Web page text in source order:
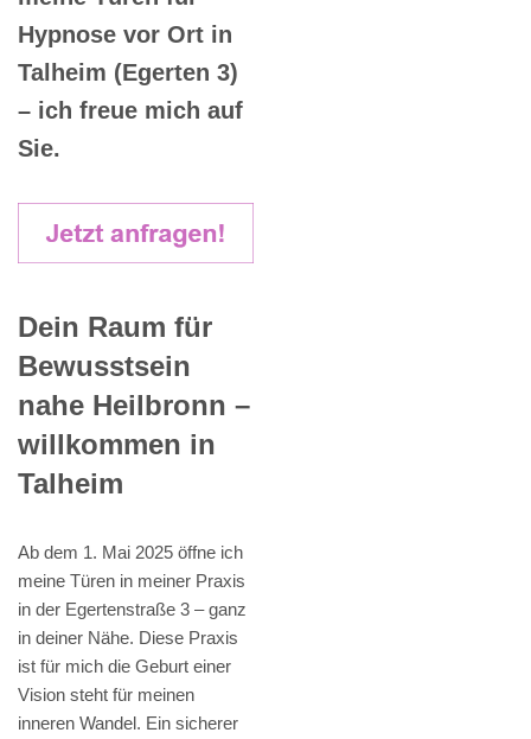
Hypnose vor Ort in
Talheim (Egerten 3)
– ich freue mich auf
Sie.
Dein Raum für
Bewusstsein
nahe Heilbronn –
willkommen in
Talheim
Ab dem 1. Mai 2025 öffne ich
meine Türen in meiner Praxis
in der Egertenstraße 3 – ganz
in deiner Nähe. Diese Praxis
ist für mich die Geburt einer
Vision steht für meinen
inneren Wandel. Ein sicherer